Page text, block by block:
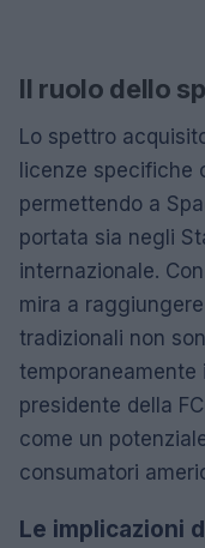
Il ruolo dello
Lo spettro
licenze specifiche
permettendo a
portata sia negli
internazionale.
mira a
tradizionali non
temporaneamente
presidente della
come un
consumatori
Le implicazioni